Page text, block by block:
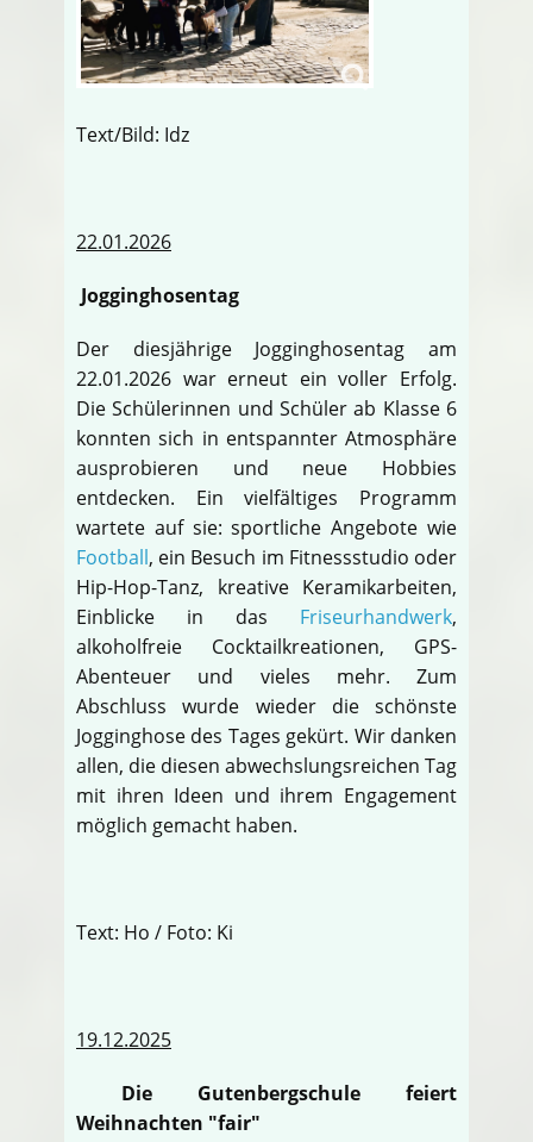
Text/Bild: Idz
22.01.2026
Jogginghosentag
Der diesjährige Jogginghosentag am
22.01.2026 war erneut ein voller Erfolg.
Die Schülerinnen und Schüler ab Klasse 6
konnten sich in entspannter Atmosphäre
ausprobieren und neue Hobbies
entdecken. Ein vielfältiges Programm
wartete auf sie: sportliche Angebote wie
Football, ein Besuch im Fitnessstudio oder
Hip-Hop-Tanz, kreative Keramikarbeiten,
Einblicke in das Friseurhandwerk,
alkoholfreie Cocktailkreationen, GPS-
Abenteuer und vieles mehr. Zum
Abschluss wurde wieder die schönste
Jogginghose des Tages gekürt. Wir danken
allen, die diesen abwechslungsreichen Tag
mit ihren Ideen und ihrem Engagement
möglich gemacht haben.
Text: Ho / Foto: Ki
19.12.2025
Die Gutenbergschule feiert
Weihnachten "fair"